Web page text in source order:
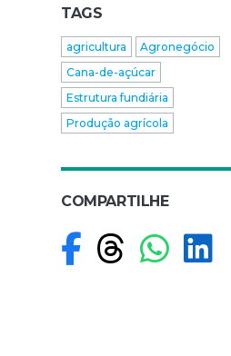
TAGS
agricultura
Agronegócio
Cana-de-açúcar
Estrutura fundiária
Produção agrícola
COMPARTILHE